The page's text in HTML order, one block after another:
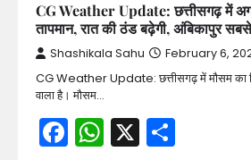
CG Weather Update: छत्तीसगढ़ में
तापमान, रात की ठंड बढ़ेगी, अंबिकापुर
Shashikala Sahu February 6,
CG Weather Update: छत्तीसगढ़ में मौसम का
वाला है। मौसम…
Facebook
WhatsApp
X